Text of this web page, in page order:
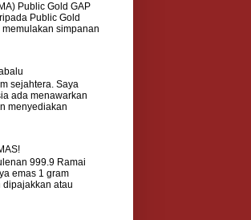
Public Gold GAP
Public Gold
simpanan
sejahtera. Saya
ada menawarkan
menyediakan
999.9 Ramai
emas 1 gram
dipajakkan atau